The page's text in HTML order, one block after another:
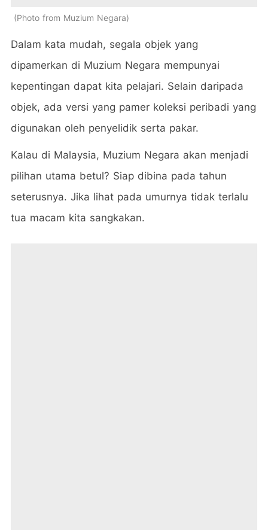
Photo from Muzium Negara
Dalam kata mudah, segala objek yang
dipamerkan di Muzium Negara mempunyai
kepentingan dapat kita pelajari. Selain daripada
objek, ada versi yang pamer koleksi peribadi yang
digunakan oleh penyelidik serta pakar.
Kalau di Malaysia, Muzium Negara akan menjadi
pilihan utama betul? Siap dibina pada tahun
seterusnya. Jika lihat pada umurnya tidak terlalu
tua macam kita sangkakan.